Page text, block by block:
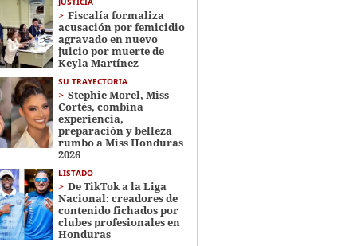
Fiscalía formaliza
acusación por femicidio
agravado en nuevo
juicio por muerte de
Keyla Martínez
SU TRAYECTORIA
Stephie Morel, Miss
Cortés, combina
experiencia,
preparación y belleza
rumbo a Miss Honduras
2026
LISTADO
De TikTok a la Liga
Nacional: creadores de
contenido fichados por
clubes profesionales en
Honduras